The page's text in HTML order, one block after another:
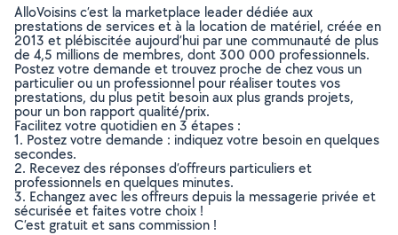
AlloVoisins c’est la marketplace leader dédiée aux
prestations de services et à la location de matériel, créée en
2013 et plébiscitée aujourd’hui par une communauté de plus
de 4,5 millions de membres, dont 300 000 professionnels.
Postez votre demande et trouvez proche de chez vous un
particulier ou un professionnel pour réaliser toutes vos
prestations, du plus petit besoin aux plus grands projets,
pour un bon rapport qualité/prix.
Facilitez votre quotidien en 3 étapes :
1. Postez votre demande : indiquez votre besoin en quelques
secondes.
2. Recevez des réponses d’offreurs particuliers et
professionnels en quelques minutes.
3. Echangez avec les offreurs depuis la messagerie privée et
sécurisée et faites votre choix !
C’est gratuit et sans commission !